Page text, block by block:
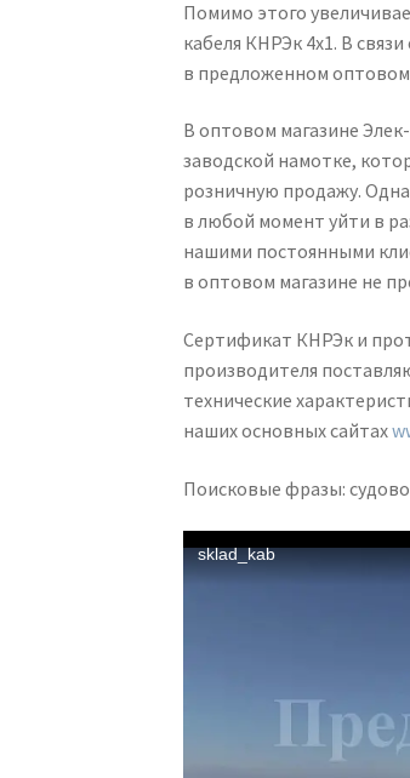
Помимо этого
кабеля КНРЭк 4х1. В
в предложенном
В оптовом магазине
заводской намотке,
розничную продажу.
в любой момент уйти в
нашими постоянными
в оптовом магазине не
Сертификат КНРЭк и
производителя
технические
наших основных сайтах
Поисковые фразы: